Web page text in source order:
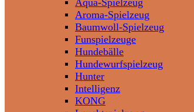
Aqua-Spielzeug
Aroma-Spielzeug
Baumwoll-Spielzeug
Funspielzeuge
Hundebälle
Hundewurfspielzeug
Hunter
Intelligenz
KONG